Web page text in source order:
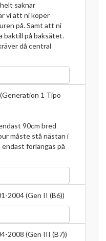
saknar
vi att ni köper
på. Samt att ni
baktill på baksätet.
då central
1 Tipo
90cm bred
måste stå nästan i
förlängas på
2004 (Gen II (B6))
2008 (Gen III (B7))